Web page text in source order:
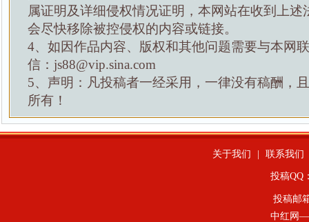
属证明及详细侵权情况证明，本网站在收到上述
会尽快移除被控侵权的内容或链接。
4、如因作品内容、版权和其他问题需要与本网
信：js88@vip.sina.com
5、声明：凡投稿者一经采用，一律没有稿酬，
所有！
关于我们 联系我们
投稿QQ
投稿邮
中红网—